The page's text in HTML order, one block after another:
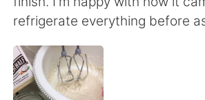
العربية Français
Русский
refrigerate everything before